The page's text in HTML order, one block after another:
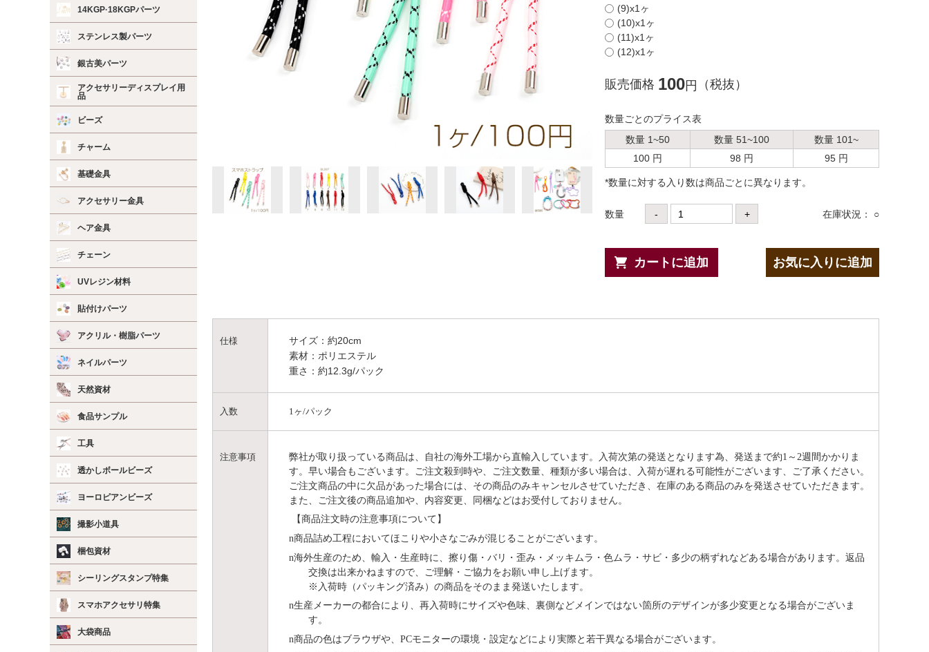
14KGP·18KGPパーツ
ステンレス製パーツ
銀古美パーツ
アクセサリーディスプレイ用
品
ビーズ
チャーム
基礎金具
アクセサリー金具
ヘア金具
チェーン
UVレジン材料
貼付けパーツ
アクリル・樹脂パーツ
ネイルパーツ
天然資材
食品サンプル
工具
透かしボールビーズ
ヨーロピアンビーズ
撮影小道具
梱包資材
シーリングスタンプ特集
スマホアクセサリ特集
大袋商品
(9)x1ヶ
(10)x1ヶ
(11)x1ヶ
(12)x1ヶ
販売価格 100円 （税抜）
数量ごとのプライス表
数量 1~50
数量 51~100
数量 101~
100 円
98 円 95 円
*数量に対する⼊り数は商品ごとに異なります。
数量 - + 在庫状況： ○
カートに追加 お気に入りに追加
仕様
サイズ：約20cm
素材：ポリエステル
重さ：約12.3g/パック
入数 1ヶ/パック
注意事項 弊社が取り扱っている商品は、自社の海外工場から直輸入しています。入荷次第の発送となります為、発送まで約1～2週間かかりま
す。早い場合もございます。ご注文殺到時や、ご注文数量、種類が多い場合は、入荷が遅れる可能性がございます、ご了承ください。
ご注文商品の中に欠品があった場合には、その商品のみキャンセルさせていただき、在庫のある商品のみを発送させていただきます。
また、ご注文後の商品追加や、内容変更、同梱などはお受付しておりません。
【商品注文時の注意事項について】
n商品詰め⼯程においてほこりや⼩さなごみが混じることがございます。
n海外⽣産のため、輸⼊・⽣産時に、擦り傷・バリ・歪み・メッキムラ・色ムラ・サビ・多少の柄ずれなどある場合があります。返品
交換は出来かねますので、ご理解・ご協⼒をお願い申し上げます。
※⼊荷時（パッキング済み）の商品をそのまま発送いたします。
n⽣産メーカーの都合により、再⼊荷時にサイズや⾊味、裏側などメインではない箇所のデザインが多少変更となる場合がございま
す。
n商品の⾊はブラウザや、PCモニターの環境・設定などにより実際と若⼲異なる場合がございます。